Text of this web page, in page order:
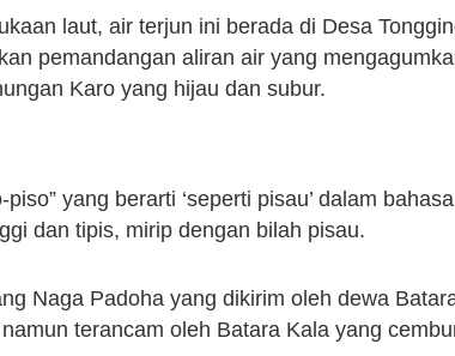
laut, air terjun ini berada di Desa
pemandangan aliran air yang
Karo yang hijau dan subur.
yang berarti ‘seperti pisau’ dalam bahasa
dan tipis, mirip dengan bilah pisau.
Naga Padoha yang dikirim oleh dewa
terancam oleh Batara Kala yang